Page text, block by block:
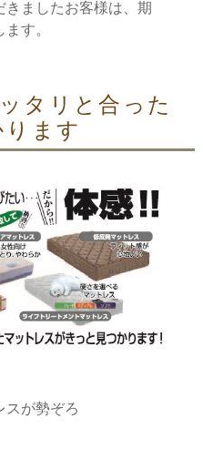
きましたお客様は、期
す。
タリと合った
ます
スが勢ぞろ